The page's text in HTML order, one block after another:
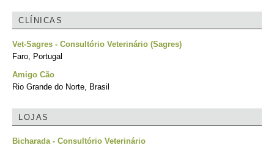
CLÍNICAS
Vet-Sagres - Consultório Veterinário (Sagres)
Faro, Portugal
Amigo Cão
Rio Grande do Norte, Brasil
LOJAS
Bicharada - Consultório Veterinário